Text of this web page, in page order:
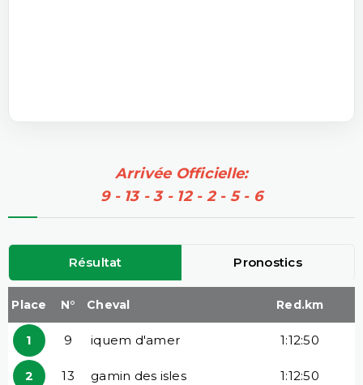
Arrivée Officielle:
9 - 13 - 3 - 12 - 2 - 5 - 6
Résultat Pronostics
Place N° Cheval Red.km
1 9 iquem d'amer 1:12:50
2 13 gamin des isles 1:12:50